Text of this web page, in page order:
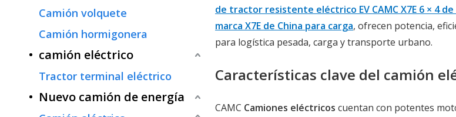
Camión volquete
Camión hormigonera
camión eléctrico
Tractor terminal eléctrico
Nuevo camión de energía
de tractor resistente eléctrico EV CAMC X7E 6 × 4
marca X7E de China para carga, ofrecen potencia,
para logística pesada, carga y transporte urbano.
Características clave del camión
CAMC Camiones eléctricos cuentan con potentes